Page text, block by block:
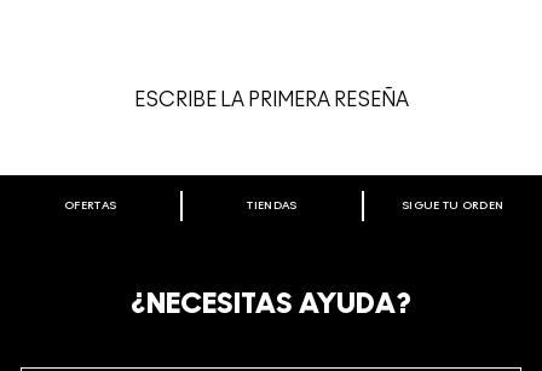
ESCRIBE LA PRIMERA RESEÑA
BIENVENIDO A M·A·C COSMETICS
REGÍSTRATE AHORA PARA RECIBIR INFORMACIÓN
OFERTAS TIENDAS SIGUE TU ORDEN
¿NECESITAS AYUDA?